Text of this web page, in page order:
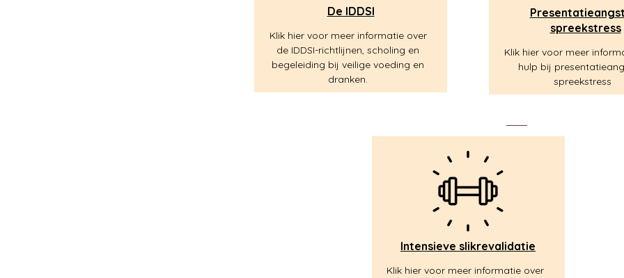
De IDDSI
Klik hier voor meer informatie over
de IDDSI-richtlijnen, scholing en
begeleiding bij veilige voeding en
dranken.
spreekstress
Klik hier voor meer
hulp bij
spreekstress
Intensieve slikrevalidatie
Klik hier voor meer informatie over